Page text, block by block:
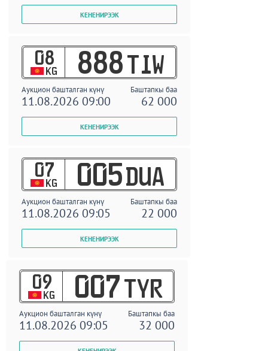
08
KG 888 TIW
Аукцион башталган күнү Баштапкы баа
11.08.2026 09:00 62 000
07
KG 005 DUA
Аукцион башталган күнү Баштапкы баа
11.08.2026 09:05 22 000
09
KG 007 TYR
Аукцион башталган күнү Баштапкы баа
11.08.2026 09:05 32 000